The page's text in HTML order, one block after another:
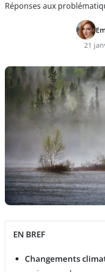
Réponses aux
21
EN BREF
Changements